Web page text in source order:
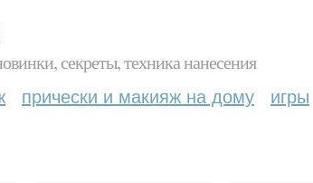
секреты, техника нанесения
прически и макияж на дому игры